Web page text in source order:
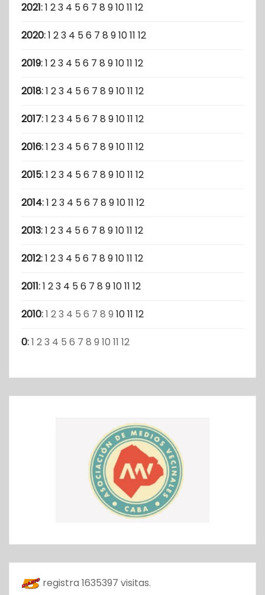
2021:1 23 4 56 7 8 91011 12
2020:1 23 4 56 7 8 91011 12
2019:1 23 4 56 7 8 91011 12
2018:1 23 4 56 7 8 91011 12
2017:1 23 4 56 7 8 91011 12
2016:1 23 4 56 7 8 91011 12
2015:1 23 4 56 7 8 91011 12
2014:1 23 4 56 7 8 91011 12
2013:1 23 4 56 7 8 91011 12
2012:1 23 4 56 7 8 91011 12
2011:1 23 4 56 7 8 91011 12
2010:1 23 4 5 6 7 8 9 1011 12
0:1 23 4 5 6 7 8 9 10 11 12
registra 1635397 visitas.